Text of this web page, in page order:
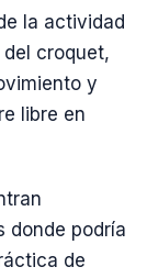
la actividad
croquet,
y
libre en
donde podría
de